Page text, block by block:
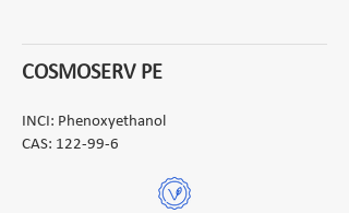
COSMOSERV PE
INCI: Phenoxyethanol
CAS: 122-99-6